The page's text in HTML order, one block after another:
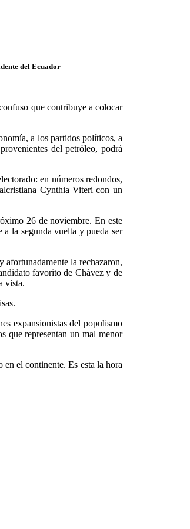
del Ecuador
que contribuye a colocar
a los partidos políticos, a
del petróleo, podrá
en números redondos,
Cynthia Viteri con un
26 de noviembre. En este
la segunda vuelta y pueda ser
afortunadamente la rechazaron,
favorito de Chávez y de
vista.
expansionistas del populismo
que representan un mal menor
el continente. Es esta la hora